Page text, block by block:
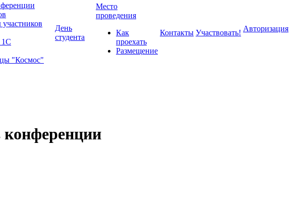
1С
"Космос"
День
студента
Место
проведения
Как
проехать
Размещение
Контакты Участвовать! Авторизация